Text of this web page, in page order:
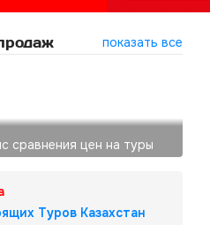
показать все
сравнения цен на туры
Туров Казахстан